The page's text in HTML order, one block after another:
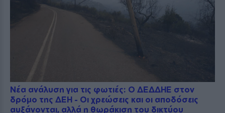
Νέα ανάλυση για τις φωτιές: Ο ΔΕΔΔΗΕ στον
δρόμο της ΔΕΗ - Οι χρεώσεις και οι αποδόσεις
αυξάνονται, αλλά η θωράκιση του δικτύου